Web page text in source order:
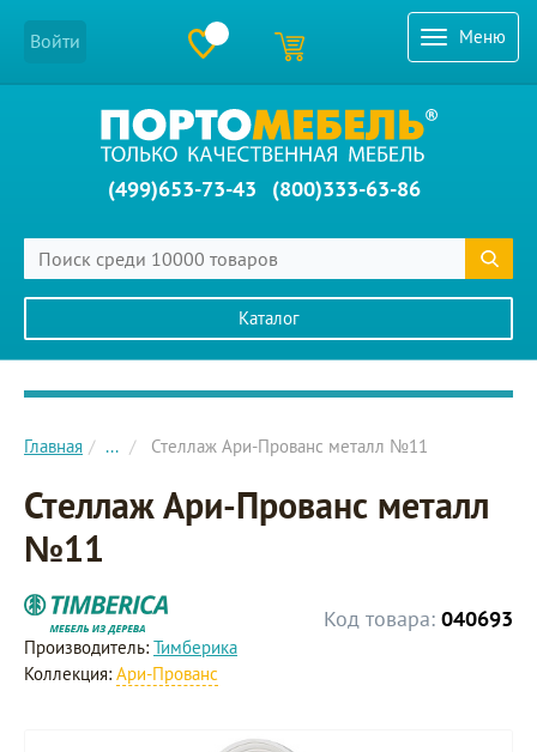
Меню
Войти
(499)653-73-43 (800)333-63-86
Каталог
Главное меню сайта
Главная ... Стеллаж Ари-Прованс металл №11
Стеллаж Ари-Прованс металл
№11
Код товара: 040693
Производитель: Тимберика
Коллекция: Ари-Прованс